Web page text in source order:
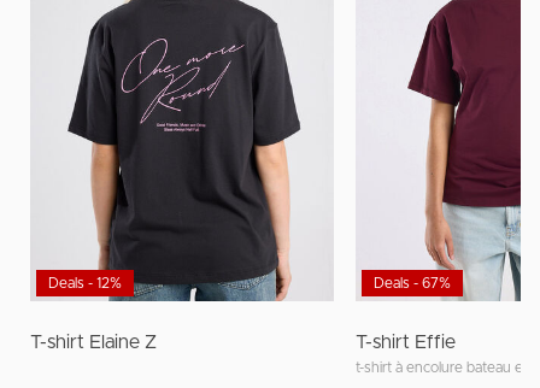
Deals - 12%
T-shirt Elaine Z
Deals - 67%
T-shirt Effie
t-shirt à encolure bateau et